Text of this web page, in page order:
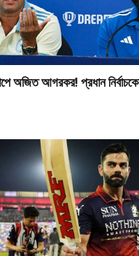
অজিত আগরকর! প্রধান